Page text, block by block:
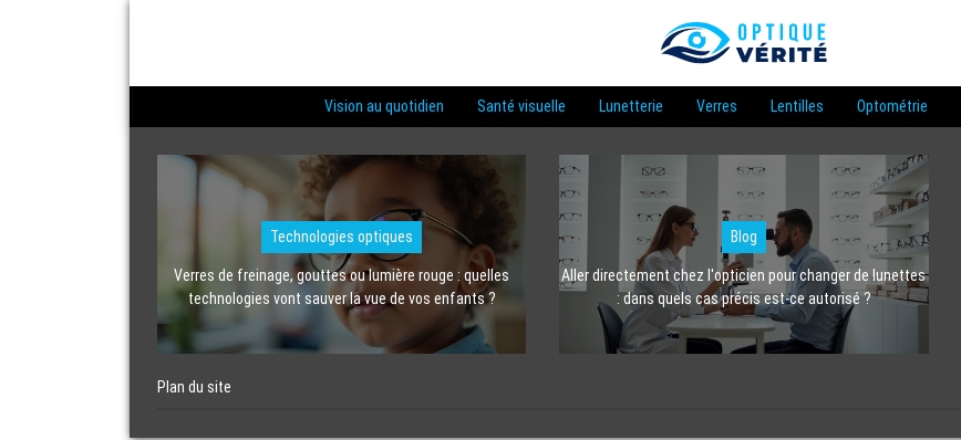
Vision au quotidien Santé visuelle Lunetterie Verres Lentilles Optométrie
Technologies optiques
Verres de freinage, gouttes ou lumière rouge : quelles
technologies vont sauver la vue de vos enfants ?
Blog
Aller directement chez l'opticien pour changer de lunettes
: dans quels cas précis est-ce autorisé ?
Plan du site